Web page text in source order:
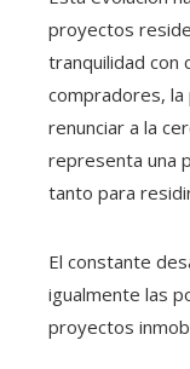
proyectos
tranquilidad con
compradores, la
renunciar a la
representa una
tanto para
El constante
igualmente las
proyectos